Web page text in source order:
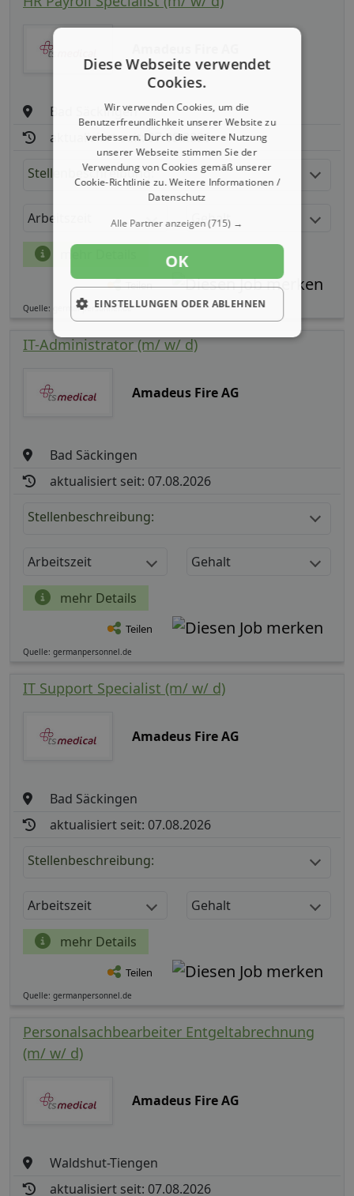
Bad Säckingen
aktualisiert seit: 07.08.2026
Stellenbeschreibung:
Arbeitszeit Gehalt
mehr Details
Teilen
Quelle: germanpersonnel.de
IT-Administrator (m/ w/ d)
Amadeus Fire AG
Bad Säckingen
aktualisiert seit: 07.08.2026
Stellenbeschreibung:
Arbeitszeit Gehalt
mehr Details
Teilen
Quelle: germanpersonnel.de
IT Support Specialist (m/ w/ d)
Amadeus Fire AG
Bad Säckingen
aktualisiert seit: 07.08.2026
Stellenbeschreibung:
Arbeitszeit Gehalt
mehr Details
Teilen
Quelle: germanpersonnel.de
Personalsachbearbeiter Entgeltabrechnung
(m/ w/ d)
Amadeus Fire AG
Waldshut-Tiengen
aktualisiert seit: 07.08.2026
Diese Webseite verwendet
Cookies.
Wir verwenden Cookies, um die
Benutzerfreundlichkeit unserer Website zu
verbessern. Durch die weitere Nutzung
unserer Webseite stimmen Sie der
Verwendung von Cookies gemäß unserer
Cookie-Richtlinie zu.Weitere Informationen /
Datenschutz
Alle Partner anzeigen(715) →
OK
EINSTELLUNGEN ODER ABLEHNEN